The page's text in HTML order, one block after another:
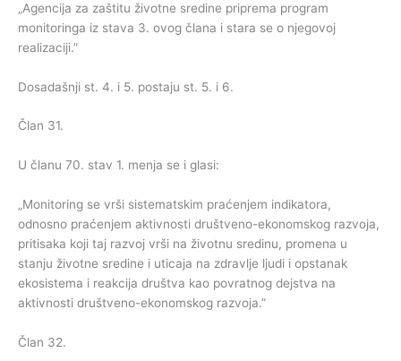
„Agencija za zaštitu životne sredine priprema program
monitoringa iz stava 3. ovog člana i stara se o njegovoj
realizaciji.”
Dosadašnji st. 4. i 5. postaju st. 5. i 6.
Član 31.
U članu 70. stav 1. menja se i glasi:
„Monitoring se vrši sistematskim praćenjem indikatora,
odnosno praćenjem aktivnosti društveno-ekonomskog razvoja,
pritisaka koji taj razvoj vrši na životnu sredinu, promena u
stanju životne sredine i uticaja na zdravlje ljudi i opstanak
ekosistema i reakcija društva kao povratnog dejstva na
aktivnosti društveno-ekonomskog razvoja.”
Član 32.